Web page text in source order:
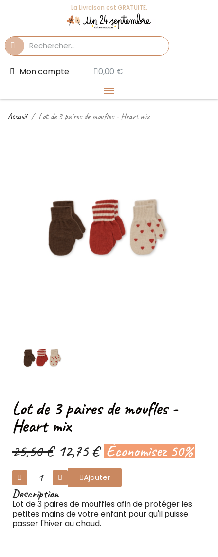
La Livraison est GRATUITE.
Mon compte 0,00 €
Accueil Lot de 3 paires de moufles - Heart mix
Lot de 3 paires de moufles -
Heart mix
25,50 € 12,75 € Économisez 50%
Ajouter
Description
Lot de 3 paires de mouffles afin de protéger les
petites mains de votre enfant pour qu'il puisse
passer l'hiver au chaud.